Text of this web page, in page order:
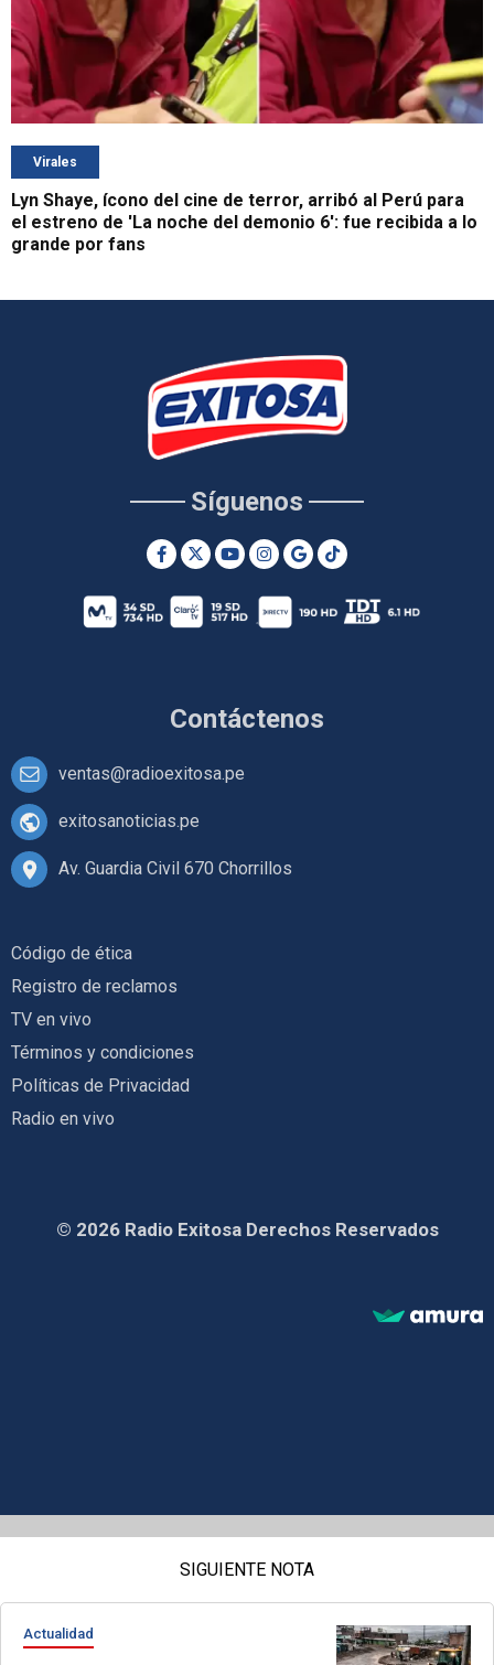
Virales
Lyn Shaye, ícono del cine de terror, arribó al Perú para
el estreno de 'La noche del demonio 6': fue recibida a lo
grande por fans
Contáctenos
ventas@radioexitosa.pe
exitosanoticias.pe
Av. Guardia Civil 670 Chorrillos
Síguenos
Código de ética
Registro de reclamos
TV en vivo
Términos y condiciones
Políticas de Privacidad
Radio en vivo
© 2026 Radio Exitosa Derechos Reservados
SIGUIENTE NOTA
Actualidad